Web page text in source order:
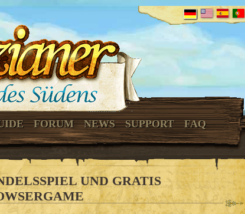
FORUM NEWS SUPPORT FAQ
UND GRATIS